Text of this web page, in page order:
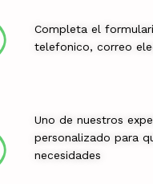
Completa el
telefonico, correo
Uno de nuestros
personalizado para
necesidades